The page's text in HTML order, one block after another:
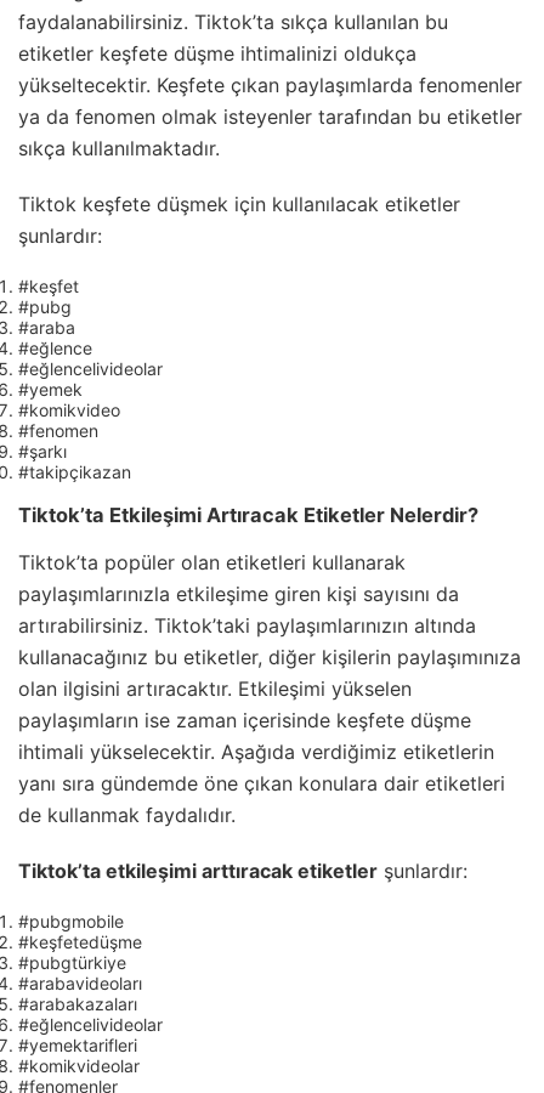
faydalanabilirsiniz. Tiktok’ta sıkça kullanılan bu
etiketler keşfete düşme ihtimalinizi oldukça
yükseltecektir. Keşfete çıkan paylaşımlarda fenomenler
ya da fenomen olmak isteyenler tarafından bu etiketler
sıkça kullanılmaktadır.
Tiktok keşfete düşmek için kullanılacak etiketler
şunlardır:
#keşfet
#pubg
#araba
#eğlence
#eğlencelivideolar
#yemek
#komikvideo
#fenomen
#şarkı
#takipçikazan
Tiktok’ta Etkileşimi Artıracak Etiketler Nelerdir?
Tiktok’ta popüler olan etiketleri kullanarak
paylaşımlarınızla etkileşime giren kişi sayısını da
artırabilirsiniz. Tiktok’taki paylaşımlarınızın altında
kullanacağınız bu etiketler, diğer kişilerin paylaşımınıza
olan ilgisini artıracaktır. Etkileşimi yükselen
paylaşımların ise zaman içerisinde keşfete düşme
ihtimali yükselecektir. Aşağıda verdiğimiz etiketlerin
yanı sıra gündemde öne çıkan konulara dair etiketleri
de kullanmak faydalıdır.
Tiktok’ta etkileşimi arttıracak etiketler şunlardır:
#pubgmobile
#keşfetedüşme
#pubgtürkiye
#arabavideoları
#arabakazaları
#eğlencelivideolar
#yemektarifleri
#komikvideolar
#fenomenler